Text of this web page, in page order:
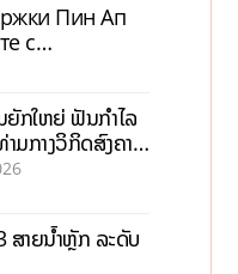
Пин Ап
с
ກໃຫຍ່ ຟັນກຳໄລ
າມກາງວິກິດສົງຄາມ
ງ
ສາຍນໍ້າຫຼັກ ລະດັບ